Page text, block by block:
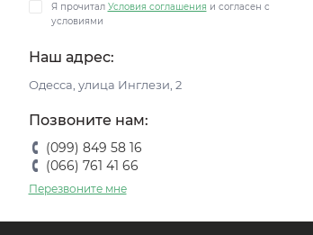
Я прочитал Условия соглашения и согласен с
условиями
Наш адрес:
Одесса, улица Инглези, 2
Позвоните нам:
(099) 849 58 16
(066) 761 41 66
Перезвоните мне